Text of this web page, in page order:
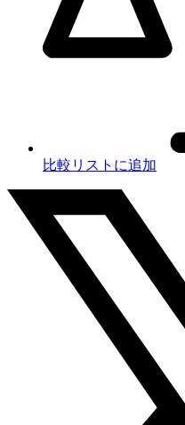
比較リストに追加